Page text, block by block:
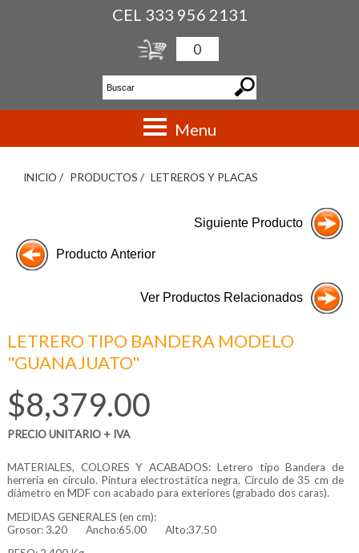
CEL 333 956 2131
0
Menu
INICIO / PRODUCTOS / LETREROS Y PLACAS
LETRERO TIPO BANDERA MODELO
"GUANAJUATO"
$8,379.00
PRECIO UNITARIO + IVA
MATERIALES, COLORES Y ACABADOS: Letrero tipo Bandera de
herrería en círculo. Pintura electrostática negra. Círculo de 35 cm de
diámetro en MDF con acabado para exteriores (grabado dos caras).
MEDIDAS GENERALES (en cm):
Grosor:3.20 Ancho:65.00
Alto:37.50